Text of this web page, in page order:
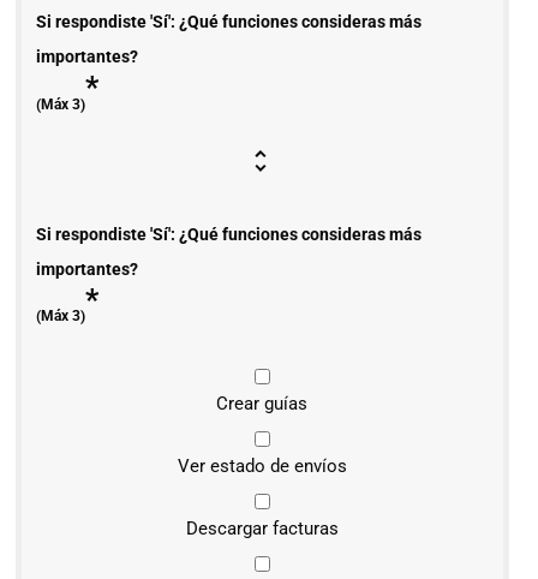
Si respondiste 'Sí': ¿Qué funciones consideras más
importantes?
(Máx 3)*
Si respondiste 'Sí': ¿Qué funciones consideras más
importantes?
(Máx 3)*
Crear guías
Ver estado de envíos
Descargar facturas